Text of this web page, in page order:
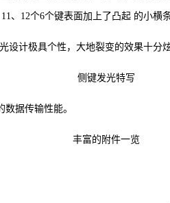
、12个6个键表面加上了凸起 的小横
设计极具个性，大地裂变的效果十分
侧键发光特写
据传输性能。
丰富的附件一览